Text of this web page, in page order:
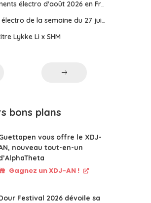
électro d'août 2026 en France
de la semaine du 27 juillet 2026
Lykke Li x SHM
bons plans
vous offre le XDJ-
nouveau tout-en-un
Gagnez un XDJ-AN !
Festival 2026 dévoile sa